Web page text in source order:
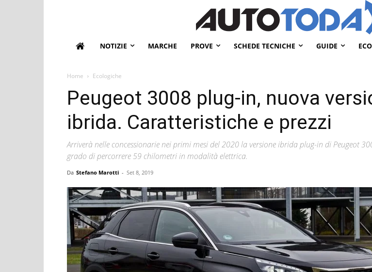
NOTIZIE MARCHE PROVE SCHEDE TECNICHE GUIDE
Home Ecologiche
Peugeot 3008 plug-in, nuova
ibrida. Caratteristiche e prezzi
Arriverà nelle concessionarie nei primi mesi del 2020 la versione ibrida plug-in di Peugeot
grado di percorrere 59 chilometri in modalità elettrica.
Da Stefano Marotti - Set 8, 2019